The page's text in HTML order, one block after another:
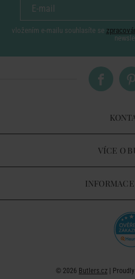
vložením e-mailu souhlasíte se
VÍCE O
© 2026 Butlers.cz |